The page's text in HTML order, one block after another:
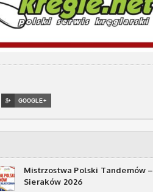
 GOOGLE+
Mistrzostwa Polski Tandemów –
Sieraków 2026